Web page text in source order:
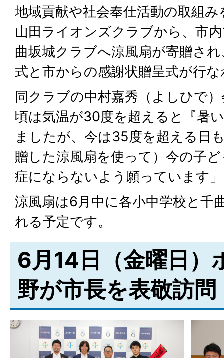
地域貢献や社会奉仕活動の取組
山田ライオンズクラブから、市
曲坂城クラブへ涼風扇が寄贈さ
式と市からの感謝状贈呈式が行
同クラブの中村嘉秀（よしひで
頃は気温が30度を超えると『暑
ましたが、今は35度を超える日
贈した涼風扇を使って）今の子
症にならないよう願っています
涼風扇は6月中に各小中学校と千
れる予定です。
6月14日（金曜日）
野が市長を表敬訪問